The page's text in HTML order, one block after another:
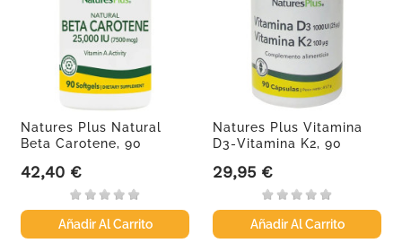
Natures Plus Natural
Beta Carotene, 90
Precio
42,40 €
Añadir Al Carrito
Natures Plus Vitamina
D3-Vitamina K2, 90
Precio
29,95 €
Añadir Al Carrito